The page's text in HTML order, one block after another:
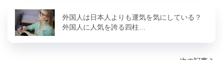
外国人は日本人よりも運気を気にしている？
外国人に人気を誇る四柱…